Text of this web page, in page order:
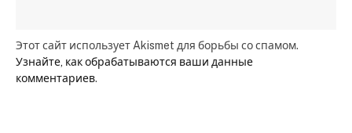
Этот сайт использует Akismet для борьбы со спамом.
Узнайте, как обрабатываются ваши данные
комментариев.